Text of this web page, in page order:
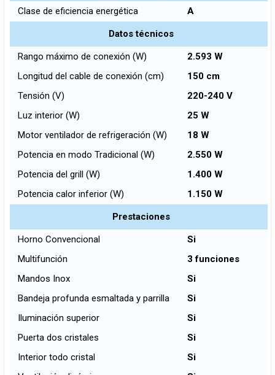
Clase de eficiencia energética A
Datos técnicos
Rango máximo de conexión (W)
2.593 W
Longitud del cable de conexión (cm)
150 cm
Tensión (V)
220-240 V
Luz interior (W)
25 W
Motor ventilador de refrigeración (W)
18 W
Potencia en modo Tradicional (W)
2.550 W
Potencia del grill (W)
1.400 W
Potencia calor inferior (W)
1.150 W
Prestaciones
Horno Convencional
Si
Multifunción
3 funciones
Mandos Inox
Si
Bandeja profunda esmaltada y parrilla
Si
Iluminación superior
Si
Puerta dos cristales
Si
Interior todo cristal
Si